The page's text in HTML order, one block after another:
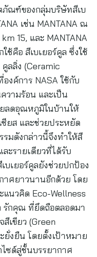
ภัณฑ์ของกลุ่มบริษัทสีเบ
เช่น MANTANA ณ
15, และ MANTANA
คือ สีเบเยอร์คูล ซึ่งใช้
ลลิ่ง (Ceramic
งค์การ NASA ใช้กับ
วามร้อน และเป็น
ลดอุณหภูมิในบ้านให้
ซียส และช่วยประหยัด
มดังกล่าวนี้จึงทำให้สี
ะรายเดียวที่ได้รับ
บเยอร์คูลยังช่วยปกป้อง
ศยาวนานอีกด้วย โดย
นวคิด Eco-Wellness
รักคุณ ที่ยึดถือตลอดมา
เขียว (Green
ยั่งยืน โดยตั้งเป้าหมาย
ซด์สู่ชั้นบรรยากาศ